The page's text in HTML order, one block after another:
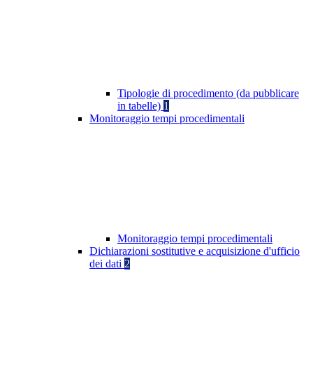
Tipologie di procedimento (da pubblicare
in tabelle) 1
Monitoraggio tempi procedimentali
Monitoraggio tempi procedimentali
Dichiarazioni sostitutive e acquisizione d'ufficio
dei dati 2